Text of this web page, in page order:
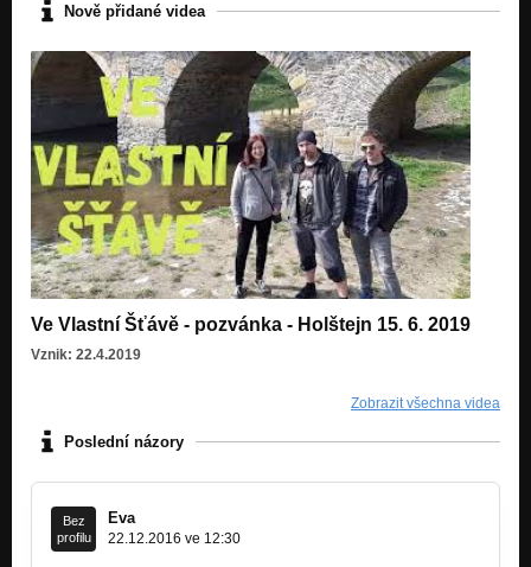
Nově přidané videa
Ve Vlastní Šťávě - pozvánka - Holštejn 15. 6. 2019
Vznik: 22.4.2019
Zobrazit všechna videa
Poslední názory
Bez
profilu
Eva
22.12.2016 ve 12:30